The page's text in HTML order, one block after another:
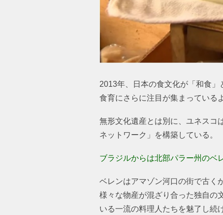
2013年、日本の食文化が「和食
食育にさらに注目が集まっている
無形文化遺産とは別に、ユネスコ
ネットワーク」を構築している。
ブラジルからは北部パラー州のベ
ベレンはアマゾン河口の街で古く
様々な物産が混ざり合った独自の
いる一流の料理人たちを魅了し続